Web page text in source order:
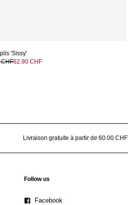
'Sissy'
62.90 CHF
Livraison gratuite à partir de 60.00 CHF
Follow us
Facebook